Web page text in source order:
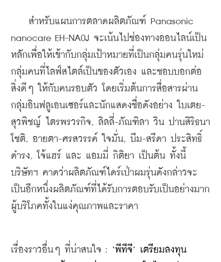
สำหรับแผนการตลาดผลิตภัณฑ์ Panasonic
nanocare EH-NA0J จะเน้นไปช่องทางออนไลน์เป็น
หลักเพื่อให้เข้ากับกลุ่มเป้าหมายที่เป็นกลุ่มคนรุ่นใหม่
กลุ่มคนที่ไลฟ์สไตล์เป็นของตัวเอง และชอบบอกต่อ
สิ่งดีๆ ให้กับคนรอบตัว โดยเริ่มต้นการสื่อสารผ่าน
กลุ่มอินฟลูเอนเซอร์และนักแสดงชื่อดังอย่าง ใบเตย-
สุวพิชญ์ ไตรพรวรกิจ, ลิลลี่-ภัณฑิลา วิน ปานสิริธนา
โชติ, อายตา-ศรสวรรค์ ใจมั่น, บีม-สรีดา ประสิทธิ์
ดำรง, โจ้แฮร์ และ แอมมี่ กิติยา เป็นต้น ทั้งนี้
บริษัทฯ คาดว่าผลิตภัณฑ์ไดร์เป่าผมรุ่นดังกล่าวจะ
เป็นอีกหนึ่งผลิตภัณฑ์ที่ได้รับการตอบรับเป็นอย่างมาก
ผู้บริโภคทั้งในแง่คุณภาพและราคา
เรื่องราวอื่นๆ ที่น่าสนใจ : ‘พีทีจี’ เตรียมลงทุน